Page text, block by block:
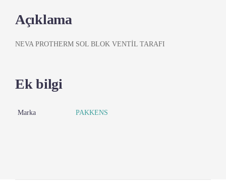
Açıklama
NEVA PROTHERM SOL BLOK VENTİL TARAFI
Ek bilgi
Marka PAKKENS